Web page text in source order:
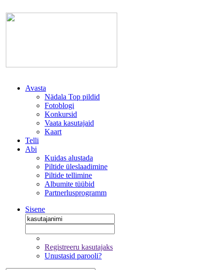
Avasta
Nädala Top pildid
Fotoblogi
Konkursid
Vaata kasutajaid
Kaart
Telli
Abi
Kuidas alustada
Piltide üleslaadimine
Piltide tellimine
Albumite tüübid
Partnerlusprogramm
Sisene
Registreeru kasutajaks
Unustasid parooli?